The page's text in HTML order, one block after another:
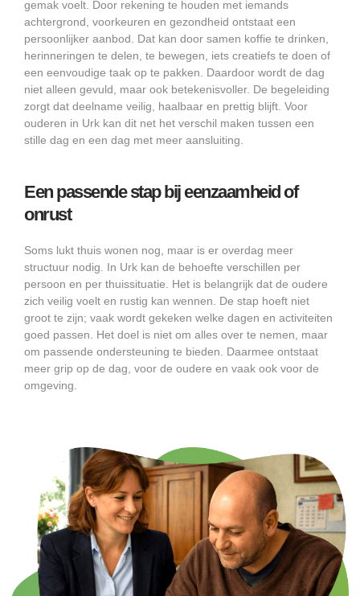
gemak voelt. Door rekening te houden met iemands
achtergrond, voorkeuren en gezondheid ontstaat een
persoonlijker aanbod. Dat kan door samen koffie te drinken,
herinneringen te delen, te bewegen, iets creatiefs te doen of
een eenvoudige taak op te pakken. Daardoor wordt de dag
niet alleen gevuld, maar ook betekenisvoller. De begeleiding
zorgt dat deelname veilig, haalbaar en prettig blijft. Voor
ouderen in Urk kan dit net het verschil maken tussen een
stille dag en een dag met meer aansluiting.
Een passende stap bij eenzaamheid of
onrust
Soms lukt thuis wonen nog, maar is er overdag meer
structuur nodig. In Urk kan de behoefte verschillen per
persoon en per thuissituatie. Het is belangrijk dat de oudere
zich veilig voelt en rustig kan wennen. De stap hoeft niet
groot te zijn; vaak wordt gekeken welke dagen en activiteiten
goed passen. Het doel is niet om alles over te nemen, maar
om passende ondersteuning te bieden. Daarmee ontstaat
meer grip op de dag, voor de oudere en vaak ook voor de
omgeving.